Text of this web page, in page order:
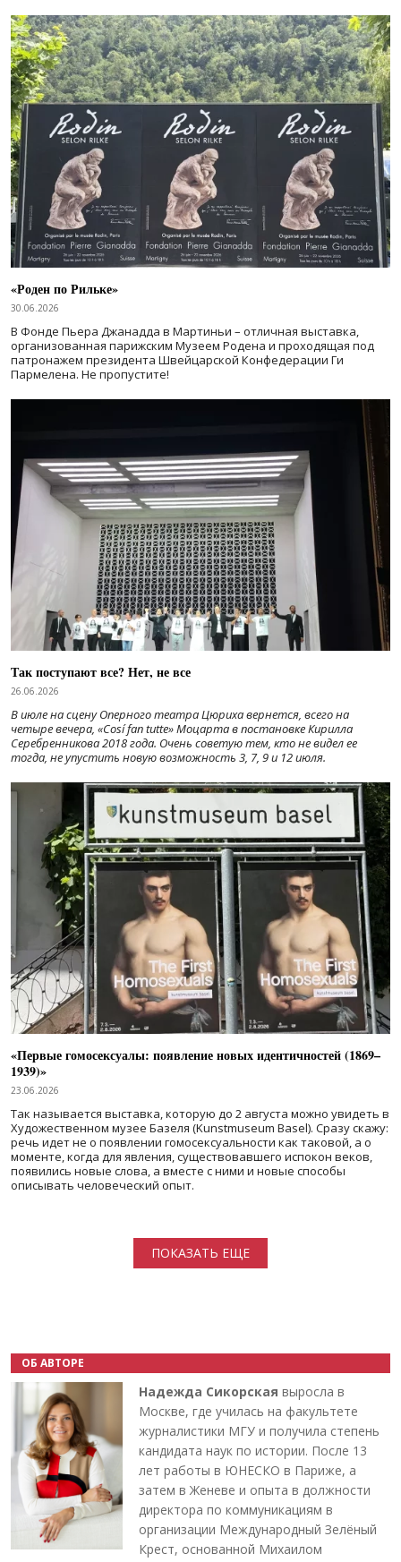
«Роден по Рильке»
30.06.2026
В Фонде Пьера Джанадда в Мартиньи – отличная выставка,
организованная парижским Музеем Родена и проходящая под
патронажем президента Швейцарской Конфедерации Ги
Пармелена. Не пропустите!
Так поступают все? Нет, не все
26.06.2026
В июле на сцену Оперного театра Цюриха вернется, всего на
четыре вечера, «Cosí fan tutte» Моцарта в постановке Кирилла
Серебренникова 2018 года. Очень советую тем, кто не видел ее
тогда, не упустить новую возможность 3, 7, 9 и 12 июля.
«Первые гомосексуалы: появление новых идентичностей (1869–
1939)»
23.06.2026
Так называется выставка, которую до 2 августа можно увидеть в
Художественном музее Базеля (Kunstmuseum Basel). Сразу скажу:
речь идет не о появлении гомосексуальности как таковой, а о
моменте, когда для явления, существовавшего испокон веков,
появились новые слова, а вместе с ними и новые способы
описывать человеческий опыт.
ПОКАЗАТЬ ЕЩЕ
ОБ АВТОРЕ
Надежда Сикорская выросла в
Москве, где училась на факультете
журналистики МГУ и получила степень
кандидата наук по истории. После 13
лет работы в ЮНЕСКО в Париже, а
затем в Женеве и опыта в должности
директора по коммуникациям в
организации Международный Зелёный
Крест, основанной Михаилом